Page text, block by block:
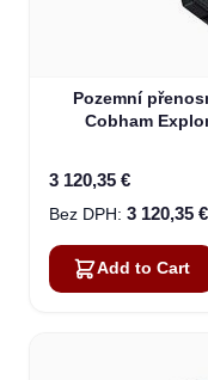
Pozemní
Cobham
3 120,35 €
3 120,35 €
Add to Cart